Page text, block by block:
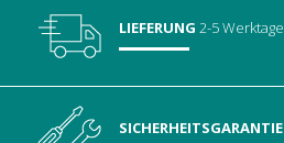
LIEFERUNG 2-5 Werktage
SICHERHEITSGARANTIE